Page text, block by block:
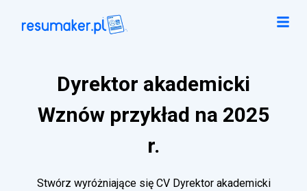
Dyrektor akademicki
Wznów przykład na 2025
r.
Stwórz wyróżniające się CV Dyrektor akademicki